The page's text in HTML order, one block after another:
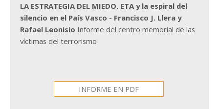
LA ESTRATEGIA DEL MIEDO. ETA y la espiral del
silencio en el País Vasco - Francisco J. Llera y
Rafael Leonisio Informe del centro memorial de las
víctimas del terrorismo
INFORME EN PDF